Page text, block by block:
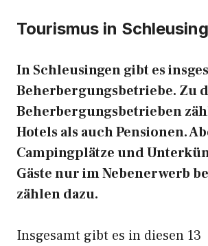
Tourismus in
In Schleusingen gibt es
Beherbergungsbetriebe. Zu
Beherbergungsbetrieben
Hotels als auch Pensionen.
Campingplätze und
Gäste nur im Nebenerwerb
zählen dazu.
Insgesamt gibt es in diesen 13